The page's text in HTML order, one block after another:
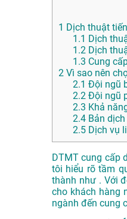
1 Dịch thuật
1.1 Dịch
1.2 Dịch
1.3 Cung
2 Vì sao nên
2.1 Đội ngũ
2.2 Đội ngũ
2.3 Khả
2.4 Bản
2.5 Dịch vụ
DTMT cung cấp
tôi hiểu rõ tầm
thành như . Với
cho khách hàng
ngành đến cung